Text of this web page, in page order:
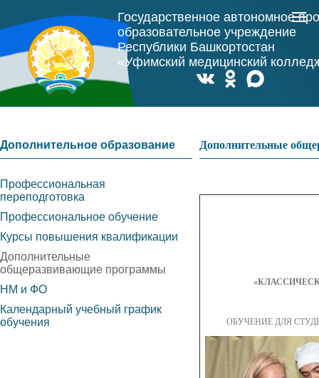
Государственное автономное
образовательное учреждение
Республики Башкортостан
«Уфимский медицинский
Дополнительные
ОБУЧЕНИЕ ДЛЯ
Дополнительное образование
Профессиональная
переподготовка
Профессиональное обучение
Курсы повышения квалификации
Дополнительные
общеразвивающие программы
НМ и ФО
Календарный учебный график
обучения